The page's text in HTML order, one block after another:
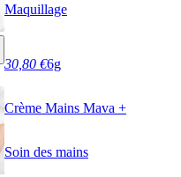
Maquillage
30,80 €6g
Crème Mains Mava +
Soin des mains